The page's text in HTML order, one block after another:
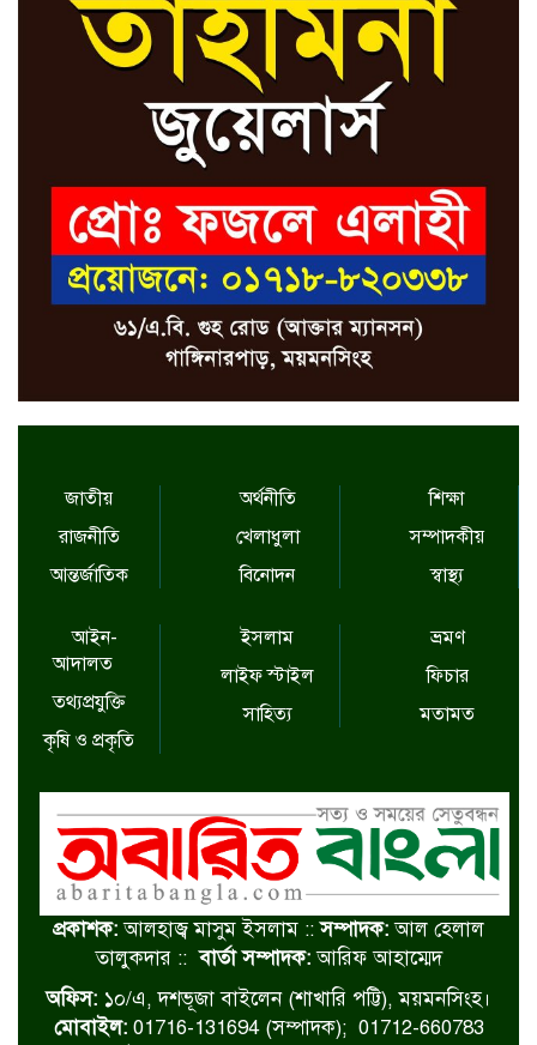
জাতীয়
রাজনীতি
আন্তর্জাতিক
অর্থনীতি
খেলাধুলা
বিনোদন
শিক্ষা
সম্পাদকীয়
স্বাস্থ্য
আইন-
আদালত
তথ্যপ্রযুক্তি
কৃষি ও প্রকৃতি
ইসলাম
লাইফ স্টাইল
সাহিত্য
ভ্রমণ
ফিচার
মতামত
প্রকাশক:আলহাজ্ব মাসুম ইসলাম ::সম্পাদক:আল হেলাল
তালুকদার ::বার্তা সম্পাদক:আরিফ আহাম্মেদ
অফিস: ১০/এ, দশভূজা বাইলেন (শাখারি পট্টি), ময়মনসিংহ।
মোবাইল:01716-131694 (সম্পাদক); 01712-660783